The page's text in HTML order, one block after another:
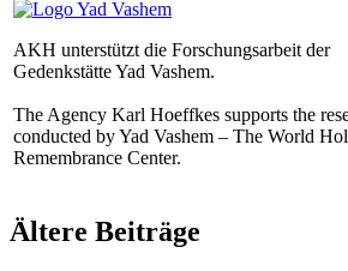
AKH unterstützt die Forschungsarbeit der
Gedenkstätte Yad Vashem.
The Agency Karl Hoeffkes supports the
conducted by Yad Vashem – The World
Remembrance Center.
Ältere Beiträge